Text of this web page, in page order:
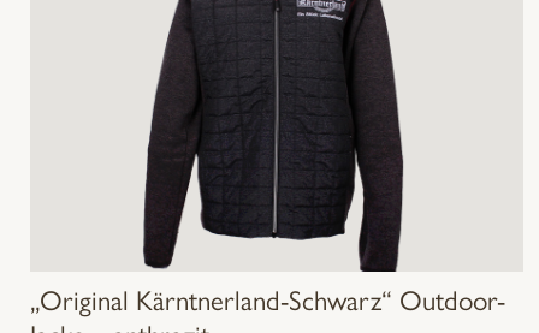
„Original Kärntnerland-Schwarz“ Outdoor-